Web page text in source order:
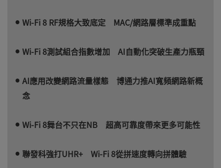
Wi-Fi 8 RF規格大致底定 MAC/網路層標準成重點
Wi-Fi 8測試組合指數增加 AI自動化突破生產力瓶頸
AI應用改變網路流量樣態 博通力推AI寬頻網路新概
念
Wi-Fi 8舞台不只在NB 超高可靠度帶來更多可能性
聯發科強打UHR+ Wi-Fi 8從拼速度轉向拼體驗